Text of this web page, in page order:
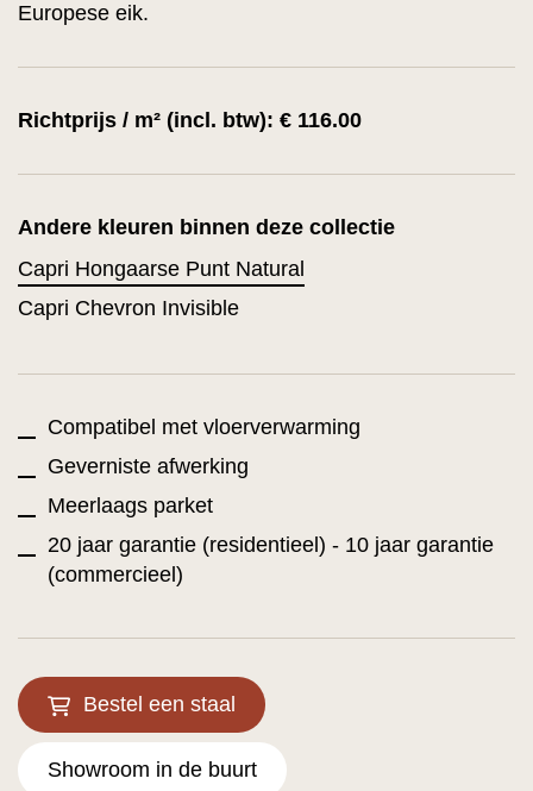
Europese eik.
Richtprijs / m² (incl. btw): € 116.00
Andere kleuren binnen deze collectie
Capri Hongaarse Punt Natural
Capri Chevron Invisible
Compatibel met vloerverwarming
Geverniste afwerking
Meerlaags parket
20 jaar garantie (residentieel) - 10 jaar garantie
(commercieel)
Bestel een staal
Showroom in de buurt